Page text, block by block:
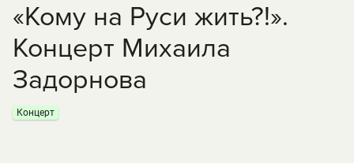
«Кому на Руси жить?!».
Концерт Михаила
Задорнова
Концерт